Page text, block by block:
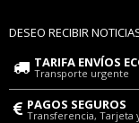
DESEO RECIBIR
TARIFA ENVÍOS
Transporte urgente
PAGOS SEGUROS
Transferencia, Tarjeta